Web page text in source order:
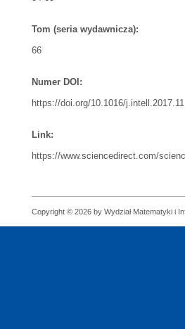
Tom (seria wydawnicza):
66
Numer DOI:
https://doi.org/10.1016/
Link:
https://www.sciencedirect.com/
Copyright © 2026 by Wydział Matematyki i